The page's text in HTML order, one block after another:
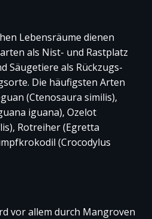
Lebensräume dienen
als Nist- und Rastplatz
Säugetiere als Rückzugs-
Die häufigsten Arten
(Ctenosaura similis),
iguana), Ozelot
Rotreiher (Egretta
(Crocodylus
vor allem durch Mangroven